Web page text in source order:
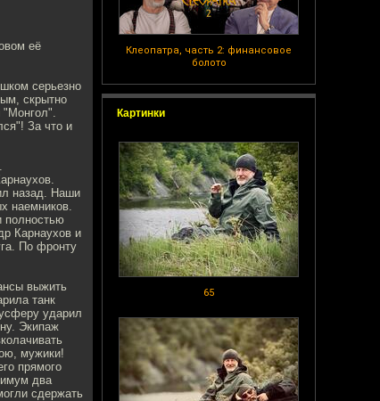
Клеопатра, часть 2: финансовое
болото
Картинки
65
её
серьезно
скрытно
"Монгол".
За что и
назад. Наши
наемников.
полностью
Карнаухов и
По фронту
выжить
танк
ударил
Экипаж
мужики!
прямого
два
сдержать